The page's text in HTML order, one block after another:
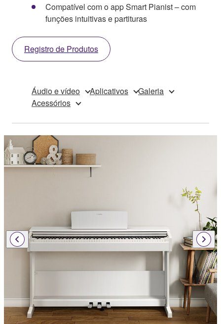
Compatível com o app Smart Pianist – com
funções intuitivas e partituras
Registro de Produtos
Áudio e vídeo Aplicativos
Galeria
Acessórios